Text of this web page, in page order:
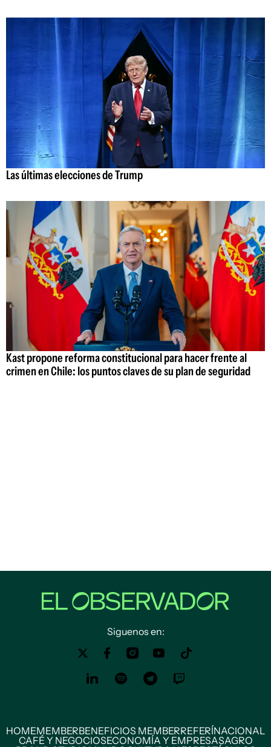
Las últimas elecciones de Trump
Kast propone reforma constitucional para hacer frente al
crimen en Chile: los puntos claves de su plan de seguridad
Siguenos en:
HOMEMEMBERBENEFICIOS MEMBERREFERÍNACIONAL
CAFÉ Y NEGOCIOSECONOMÍA Y EMPRESASAGRO